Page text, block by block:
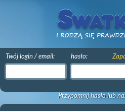
Twój login / email: hasło:
Przypomnij hasło lub